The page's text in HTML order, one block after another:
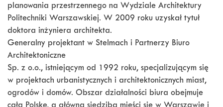
planowania przestrzennego na Wydziale Architektury
Politechniki Warszawskiej. W 2009 roku uzyskał tytuł
doktora inżyniera architekta.
Generalny projektant w Stelmach i Partnerzy Biuro
Architektoniczne
Sp. z o.o., istniejącym od 1992 roku, specjalizującym się
w projektach urbanistycznych i architektonicznych miast,
ogrodów i domów. Obszar działalności biura obejmuje